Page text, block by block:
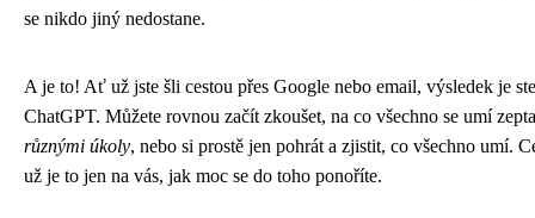
se nikdo jiný nedostane.
A je to! Ať už jste šli cestou přes Google nebo email, výsledek je
ChatGPT. Můžete rovnou začít zkoušet, na co všechno se umí
různými úkoly, nebo si prostě jen pohrát a zjistit, co všechno umí.
už je to jen na vás, jak moc se do toho ponoříte.